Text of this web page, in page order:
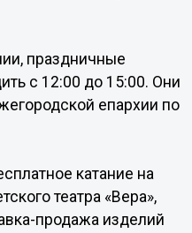
праздничные
с 12:00 до 15:00. Они
епархии по
катание на
театра «Вера»,
продажа изделий